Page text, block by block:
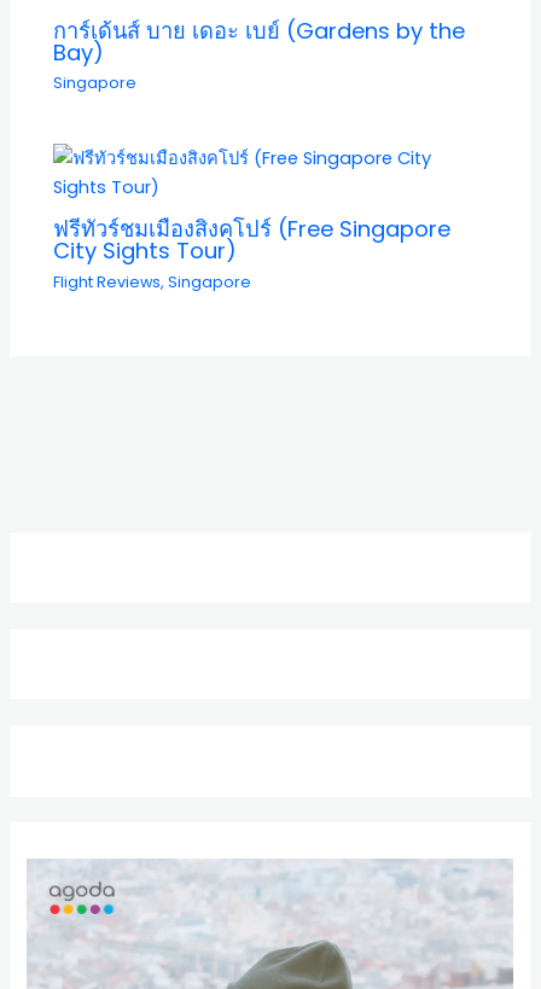
การ์เด้นส์ บาย เดอะ เบย์ (Gardens by the
Bay)
Singapore
ฟรีทัวร์ชมเมืองสิงคโปร์ (Free Singapore
City Sights Tour)
Flight Reviews,Singapore